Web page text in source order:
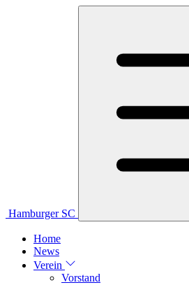
Hamburger SC
Home
News
Verein
Vorstand